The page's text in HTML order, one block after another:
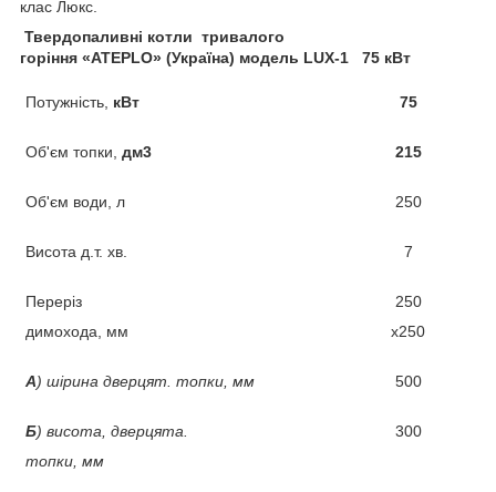
клас Люкс.
Твердопаливні котли тривалого
горіння «ATEPLO» (Україна) модель LUX-1 75 кВт
Потужність, кВт 75
Об'єм топки, дм3 215
Об'єм води, л 250
Висота д.т. хв. 7
Переріз
димохода, мм
250
х250
А) шірина дверцят. топки, мм 500
Б) висота, дверцята.
топки, мм
300